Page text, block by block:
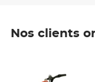
Nos clients